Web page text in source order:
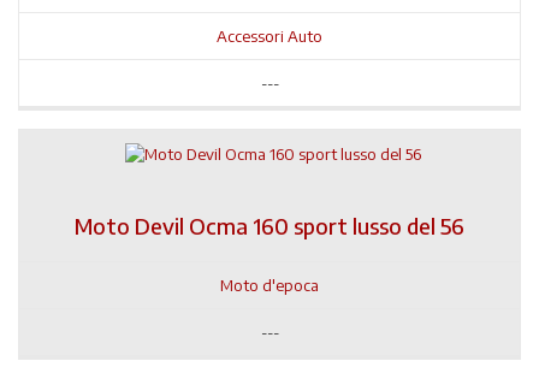
Accessori Auto
---
Moto Devil Ocma 160 sport lusso del 56
Moto d'epoca
---